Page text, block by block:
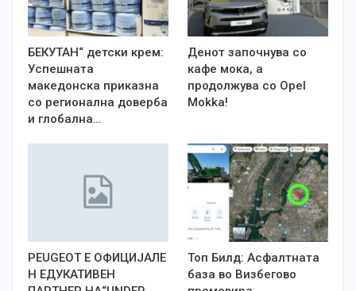
БЕКУТАН“ детски крем:
Успешната
македонска приказна
со регионална доверба
и глобална…
Денот започнува со
кафе мока, а
продолжува со Opel
Mokka!
PEUGEOT Е OФИЦИЈАЛЕ
Н ЕДУКАТИВЕН
Топ Билд: Асфалтната
база во Визбегово